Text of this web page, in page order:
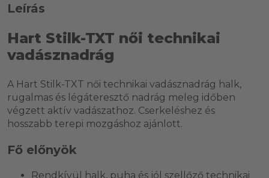
Leírás
Hart Stilk-TXT női technikai
vadásznadrág
A Hart Stilk-TXT női technikai vadásznadrág halk,
rugalmas és légáteresztő nadrág meleg időben
végzett aktív vadászathoz. Cserkeléshez és
hosszabb terepi mozgáshoz ajánlott.
Fő előnyök
Rendkívül halk, puha és jól szellőző technikai